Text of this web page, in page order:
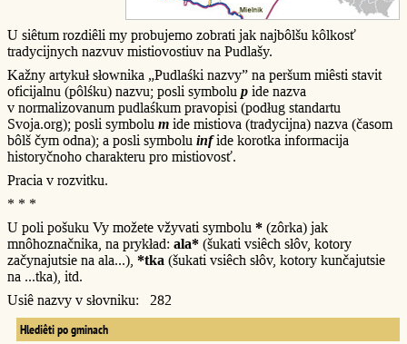
U siêtum rozdiêli my probujemo zobrati jak najbôlšu kôlkosť
tradycijnych nazvuv mistiovostiuv na Pudlašy.
Kažny artykuł słownika „Pudlaśki nazvy” na peršum miêsti stavit
oficijalnu (pôlśku) nazvu; posli symbolu p ide nazva
v normalizovanum pudlaśkum pravopisi (podług standartu
Svoja.org); posli symbolu m ide mistiova (tradycijna) nazva (časom
bôlš čym odna); a posli symbolu infide korotka informacija
historyčnoho charakteru pro mistiovosť.
Pracia v rozvitku.
* * *
U poli pošuku Vy možete vžyvati symbolu * (zôrka) jak
mnôhoznačnika, na prykład: ala* (šukati vsiêch słôv, kotory
začynajutsie na ala...), *tka (šukati vsiêch słôv, kotory kunčajutsie
na ...tka), itd.
Usiê nazvy v słovniku: 282
Hlediêti po gminach